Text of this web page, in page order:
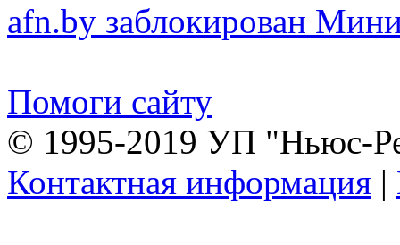
afn.by заблокирован
Помоги сайту
© 1995-2019 УП "Ньюс-
Контактная информация |